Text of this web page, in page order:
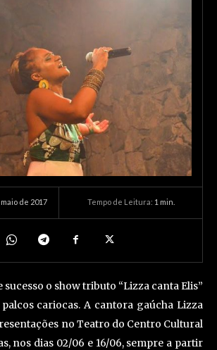
de 2017 Tempo de Leitura: 1 min.
o show tributo “Lizza canta Elis”
cariocas. A cantora gaúcha Lizza
no Teatro do Centro Cultural
nos dias 02/06 e 16/06, sempre a partir